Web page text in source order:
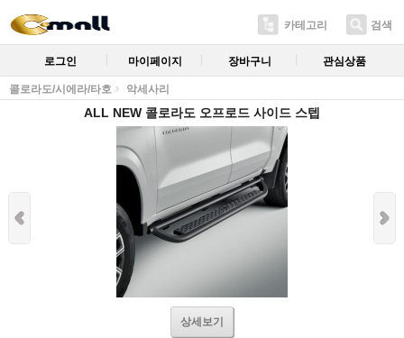
카테고리 검색
로그인 마이페이지 장바구니 관심상품
콜로라도/시에라/타호 악세사리
ALL NEW 콜로라도 오프로드 사이드 스텝
상세보기